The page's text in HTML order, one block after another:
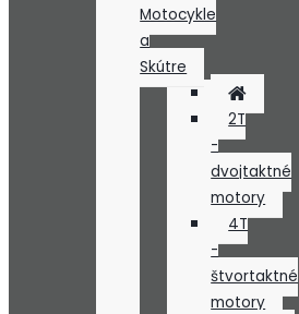
Motocykle
a
Skútre
2T
-
dvojtaktné
motory
4T
-
štvortaktné
motory